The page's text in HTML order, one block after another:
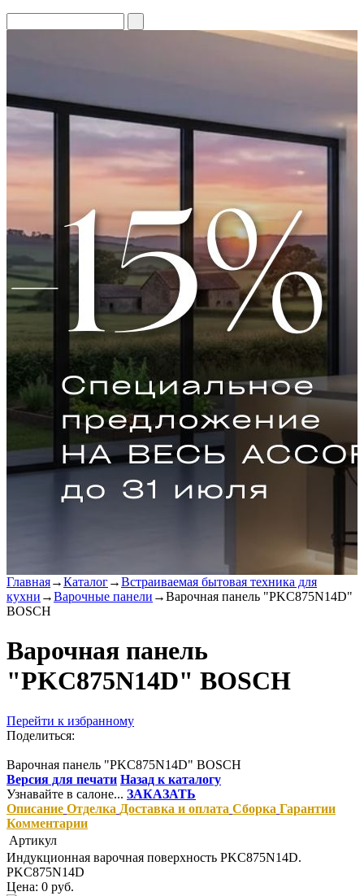
Главная→Каталог→Встраиваемая бытовая техника для
кухни →Варочные панели →Варочная панель "PKC875N14D"
BOSCH
Варочная панель
"PKC875N14D" BOSCH
Перейти к избранному
Поделиться:
Варочная панель "PKC875N14D" BOSCH
Версия для печати Назад к каталогу
Узнавайте в салоне... ЗАКАЗАТЬ
Описание Отделка Доставка и оплата Сборка Гарантии
Комментарии
Артикул
Индукционная варочная поверхность PKC875N14D.
PKC875N14D
Цена: 0 руб.